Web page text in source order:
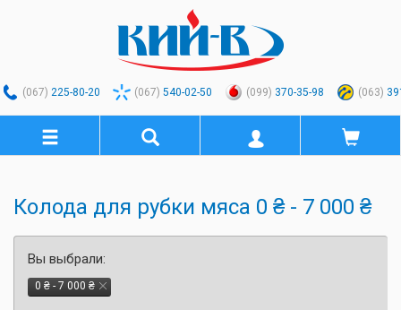
(067) 225-80-20 (067) 540-02-50 (099) 370-35-98 (063)
Колода для рубки мяса 0 ₴ - 7 000 ₴
Вы выбрали:
0 ₴ - 7 000 ₴